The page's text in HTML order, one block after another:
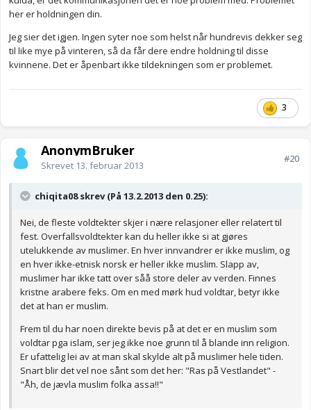
her er holdningen din.
Jeg sier det igjen. Ingen syter noe som helst når hundrevis dekker seg
til like mye på vinteren, så da får dere endre holdning til disse
kvinnene. Det er åpenbart ikke tildekningen som er problemet.
3
AnonymBruker
Skrevet 13. februar 2013
#20
chiqita08 skrev (På 13.2.2013 den 0.25):
Nei, de fleste voldtekter skjer i nære relasjoner eller relatert til
fest. Overfallsvoldtekter kan du heller ikke si at gjøres
utelukkende av muslimer. En hver innvandrer er ikke muslim, og
en hver ikke-etnisk norsk er heller ikke muslim. Slapp av,
muslimer har ikke tatt over såå store deler av verden. Finnes
kristne arabere feks. Om en med mørk hud voldtar, betyr ikke
det at han er muslim.
Frem til du har noen direkte bevis på at det er en muslim som
voldtar pga islam, ser jeg ikke noe grunn til å blande inn religion.
Er ufattelig lei av at man skal skylde alt på muslimer hele tiden.
Snart blir det vel noe sånt som det her: "Ras på Vestlandet" -
"Åh, de jævla muslim folka assa!!"